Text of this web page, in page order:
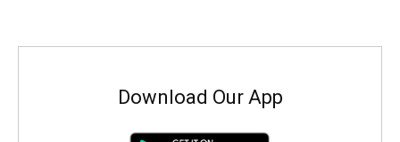
Download Our App